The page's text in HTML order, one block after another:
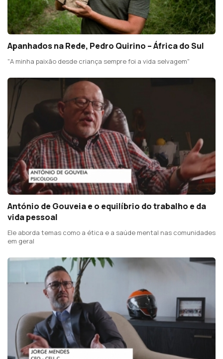
Apanhados na Rede, Pedro Quirino – África do Sul
"A minha paixão desde criança sempre foi a vida selvagem"
António de Gouveia e o equilíbrio do trabalho e da
vida pessoal
Ele aborda temas como a ética e a saúde mental nas comunidades
em geral